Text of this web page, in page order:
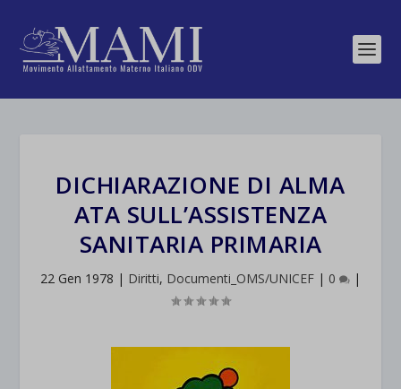
DICHIARAZIONE DI ALMA
ATA SULL’ASSISTENZA
SANITARIA PRIMARIA
22 Gen 1978 | Diritti, Documenti_OMS/UNICEF | 0 |